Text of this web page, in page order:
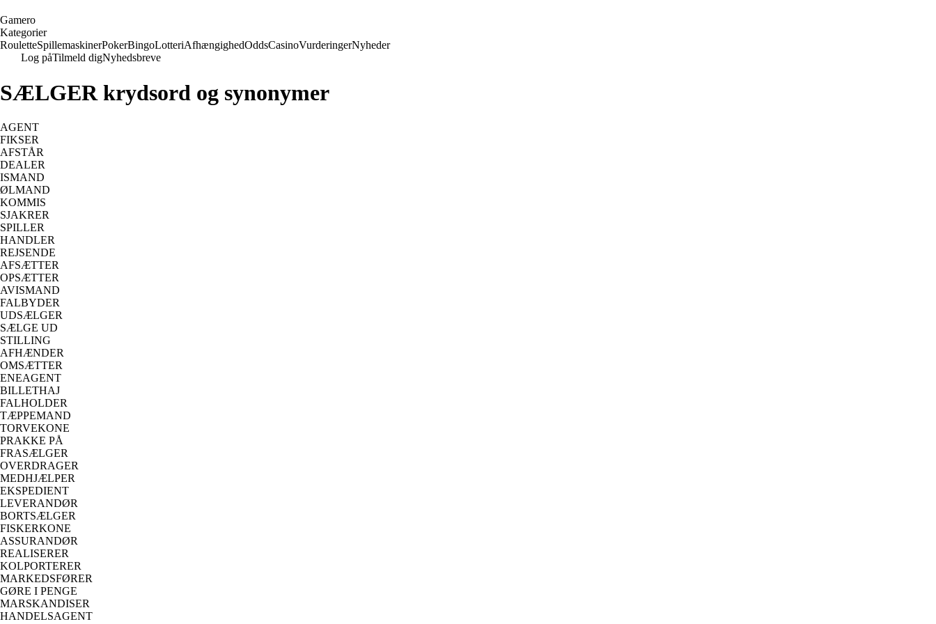
Gamero
Kategorier
RouletteSpillemaskinerPokerBingoLotteriAfhængighedOddsCasinoVurderingerNyheder
Log påTilmeld digNyhedsbreve
SÆLGER krydsord og synonymer
AGENT
FIKSER
AFSTÅR
DEALER
ISMAND
ØLMAND
KOMMIS
SJAKRER
SPILLER
HANDLER
REJSENDE
AFSÆTTER
OPSÆTTER
AVISMAND
FALBYDER
UDSÆLGER
SÆLGE UD
STILLING
AFHÆNDER
OMSÆTTER
ENEAGENT
BILLETHAJ
FALHOLDER
TÆPPEMAND
TORVEKONE
PRAKKE PÅ
FRASÆLGER
OVERDRAGER
MEDHJÆLPER
EKSPEDIENT
LEVERANDØR
BORTSÆLGER
FISKERKONE
ASSURANDØR
REALISERER
KOLPORTERER
MARKEDSFØRER
GØRE I PENGE
MARSKANDISER
HANDELSAGENT